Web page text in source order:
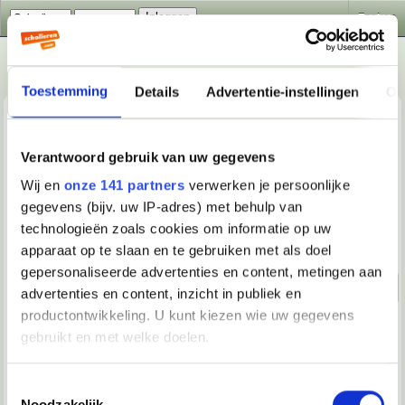
Toestemming Details Advertentie-instellingen
Verantwoord gebruik van uw gegevens
Wij en onze 141 partners verwerken je persoonlijke
gegevens (bijv. uw IP-adres) met behulp van
technologieën zoals cookies om informatie op uw
apparaat op te slaan en te gebruiken met als doel
gepersonaliseerde advertenties en content, metingen aan
advertenties en content, inzicht in publiek en
productontwikkeling. U kunt kiezen wie uw gegevens
gebruikt en met welke doelen.
Zoeken
Ontspanning> Vrije tijd> Hulp met deze woordpuzzel?
Beantwoorden
Naar beneden!
27-12-2024, 15:39
davedave333